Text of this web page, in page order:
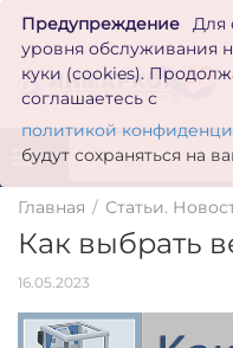
Предупреждение
Для
уровня обслуживания
куки (cookies).
соглашаетесь с
политикой
будут сохраняться на
Главная / Статьи.
Как выбрать
16.05.2023